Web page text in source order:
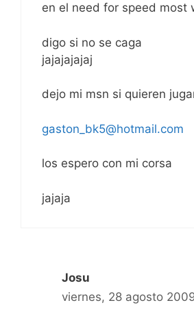
en el need for speed most
digo si no se caga
jajajajajaj
dejo mi msn si quieren
gaston_bk5@hotmail.com
los espero con mi corsa
jajaja
Josu
viernes, 28 agosto